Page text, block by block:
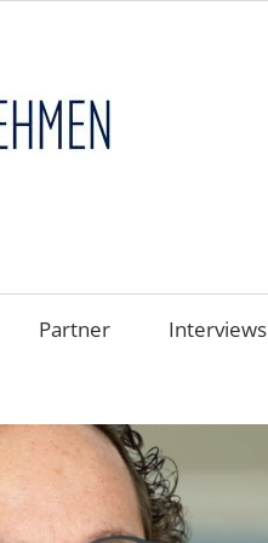
Partner Interviews